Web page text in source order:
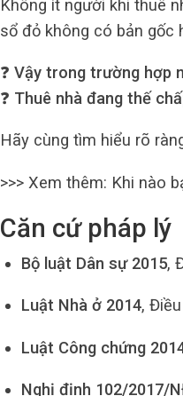
Không ít người khi thuê
sổ đỏ không có bản gốc
❓ Vậy trong trường hợp
❓ Thuê nhà đang thế
Hãy cùng tìm hiểu rõ
>>> Xem thêm: Khi nào
Căn cứ pháp lý
Bộ luật Dân sự 2015,
Luật Nhà ở 2014,
Luật Công chứng
Nghị định 102/2017/